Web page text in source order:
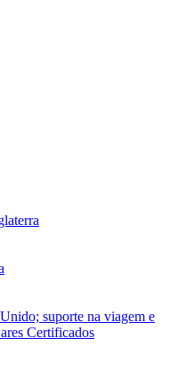
suporte na viagem e
Certificados